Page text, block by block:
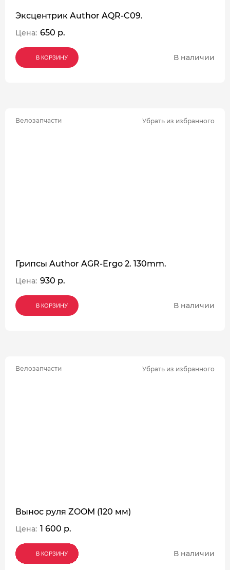
Эксцентрик Author AQR-C09.
Цена: 650 р.
В КОРЗИНУ
В КОРЗИНУ
В КОРЗИНУ В наличии
Велозапчасти Убрать из избранного
Грипсы Author AGR-Ergo 2. 130mm.
Цена: 930 р.
В КОРЗИНУ
В КОРЗИНУ
В КОРЗИНУ В наличии
Велозапчасти Убрать из избранного
Вынос руля ZOOM (120 мм)
Цена: 1 600 р.
В КОРЗИНУ
В КОРЗИНУ
В КОРЗИНУ В наличии